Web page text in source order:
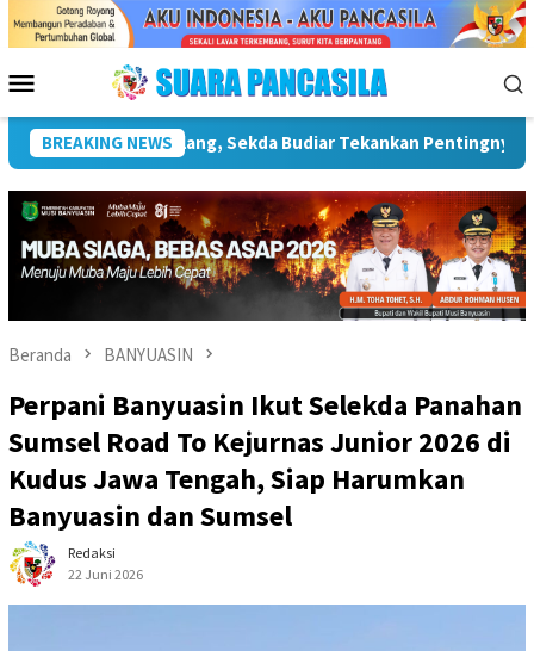
Menu
Mobile
BREAKING NEWS
Kebudayaan Wakil Wali Kota Lepas Lomba Gerak
Beranda BANYUASIN
Perpani Banyuasin Ikut Selekda Panahan
Sumsel Road To Kejurnas Junior 2026 di
Kudus Jawa Tengah, Siap Harumkan
Banyuasin dan Sumsel‎
Redaksi
22 Juni 2026